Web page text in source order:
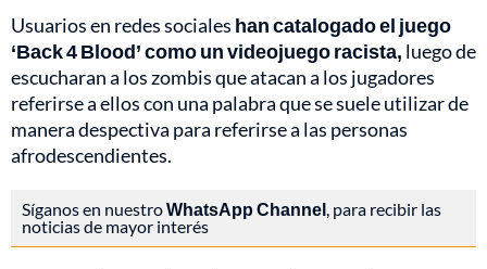
Usuarios en redes sociales han catalogado el juego
‘Back 4 Blood’ como un videojuego racista, luego de
escucharan a los zombis que atacan a los jugadores
referirse a ellos con una palabra que se suele utilizar de
manera despectiva para referirse a las personas
afrodescendientes.
Síganos en nuestroWhatsApp Channel, para recibir las
noticias de mayor interés